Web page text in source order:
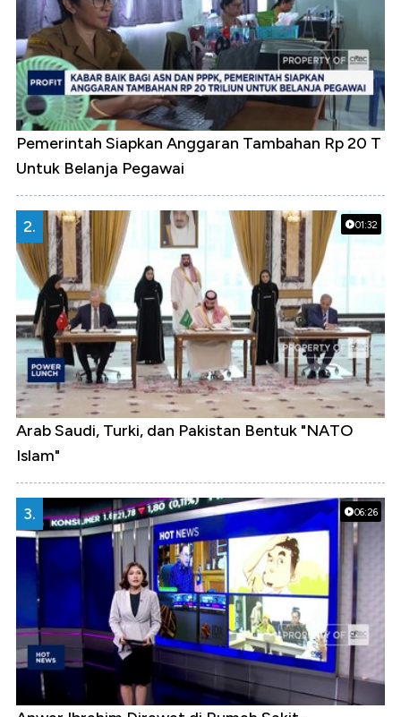
Pemerintah Siapkan Anggaran Tambahan Rp 20 T
Untuk Belanja Pegawai
01:32
2.
Arab Saudi, Turki, dan Pakistan Bentuk "NATO
Islam"
06:26
3.